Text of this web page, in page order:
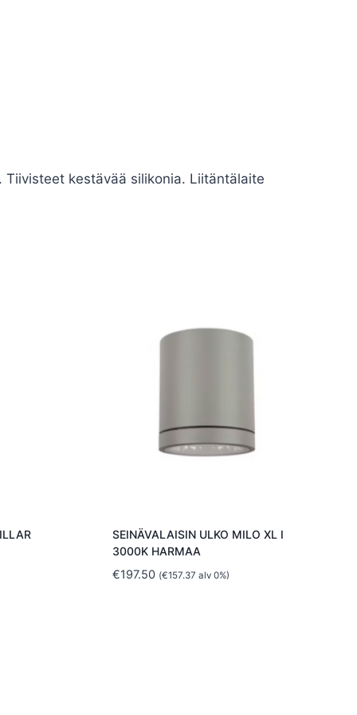
kestävää silikonia. Liitäntälaite
SEINÄVALAISIN ULKO MILO XL I
3000K HARMAA
€197.50 (€157.37 alv 0%)